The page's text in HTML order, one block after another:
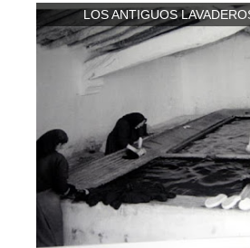
LOS ANTIGUOS